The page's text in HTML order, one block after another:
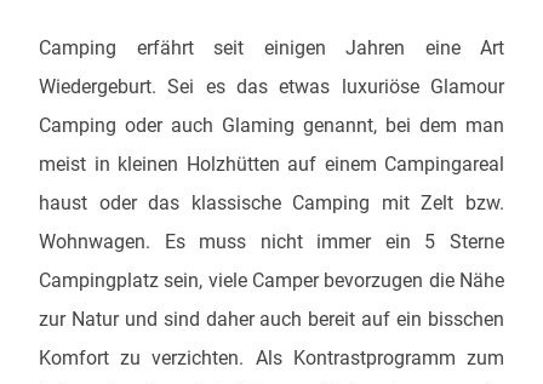
Camping erfährt seit einigen Jahren eine Art
Wiedergeburt. Sei es das etwas luxuriöse Glamour
Camping oder auch Glaming genannt, bei dem man
meist in kleinen Holzhütten auf einem Campingareal
haust oder das klassische Camping mit Zelt bzw.
Wohnwagen. Es muss nicht immer ein 5 Sterne
Campingplatz sein, viele Camper bevorzugen die Nähe
zur Natur und sind daher auch bereit auf ein bisschen
Komfort zu verzichten. Als Kontrastprogramm zum